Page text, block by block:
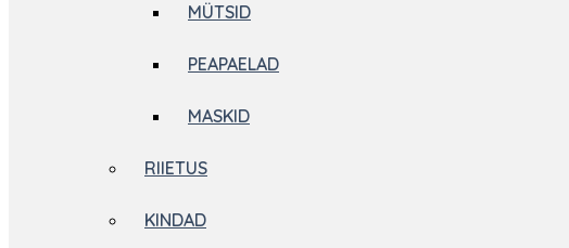
MÜTSID
PEAPAELAD
MASKID
RIIETUS
KINDAD